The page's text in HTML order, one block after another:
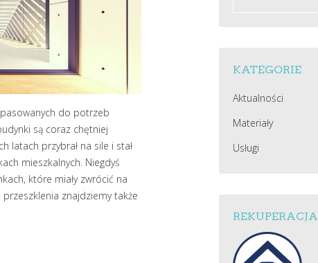
do potrzeb
są coraz chętniej
latach przybrał na sile i stał
mieszkalnych. Niegdyś
które miały zwrócić na
znajdziemy także
KATEGORIE
Aktualności
Materiały
Usługi
REKUPERACJA